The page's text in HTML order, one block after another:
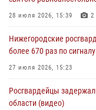
28 июля 2026, 15:39 2
Нижегородские
более 670 раз по
27 июля 2026, 15:23
Росгвардейцы
области (видео)